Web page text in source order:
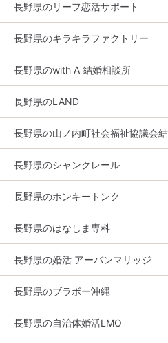
長野県のリーフ恋活サポート
長野県のキラキラファクトリー
長野県のwith A 結婚相談所
長野県のLAND
長野県の山ノ内町社会福祉協議会
長野県のシャンクレール
長野県のホンキートンク
長野県のはなしま専科
長野県の婚活 アーバンマリッジ
長野県のブラボー沖縄
長野県の自治体婚活LMO